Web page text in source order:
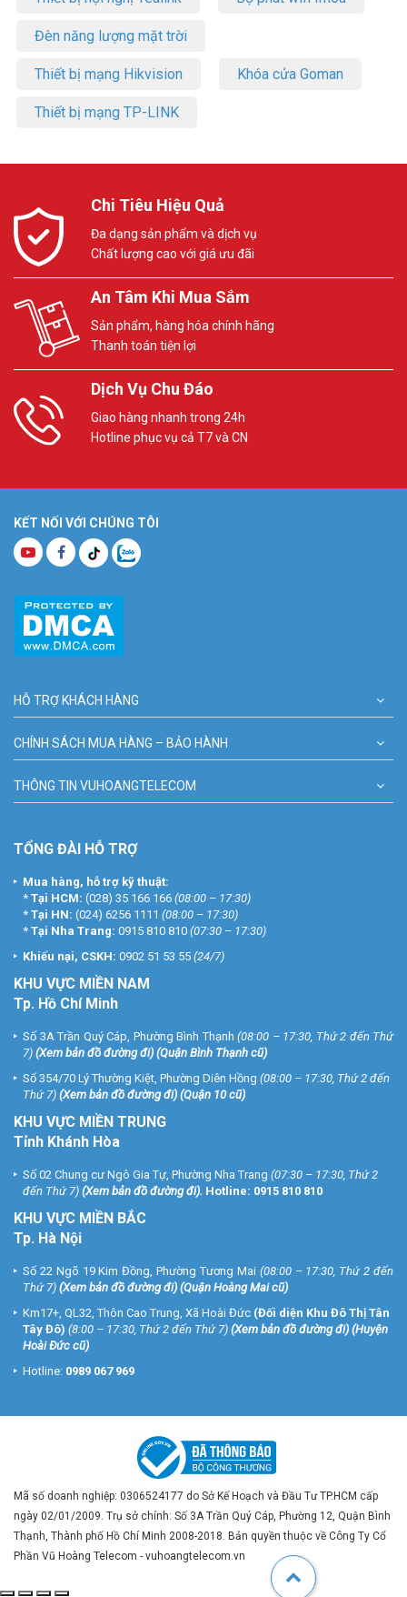
Đèn năng lượng mặt trời
Thiết bị mạng Hikvision Khóa cửa Goman
Thiết bị mạng TP-LINK
Chi Tiêu Hiệu Quả
Đa dạng sản phẩm và dịch vụ
Chất lượng cao với giá ưu đãi
An Tâm Khi Mua Sắm
Sản phẩm, hàng hóa chính hãng
Thanh toán tiện lợi
Dịch Vụ Chu Đáo
Giao hàng nhanh trong 24h
Hotline phục vụ cả T7 và CN
KẾT NỐI VỚI CHÚNG TÔI
HỖ TRỢ KHÁCH HÀNG
CHÍNH SÁCH MUA HÀNG – BẢO HÀNH
THÔNG TIN VUHOANGTELECOM
TỔNG ĐÀI HỖ TRỢ
Mua hàng, hỗ trợ kỹ thuật:
* Tại HCM: (028) 35 166 166 (08:00 – 17:30)
* Tại HN: (024) 6256 1111 (08:00 – 17:30)
* Tại Nha Trang: 0915 810 810 (07:30 – 17:30)
Khiếu nại, CSKH: 0902 51 53 55 (24/7)
KHU VỰC MIỀN NAM
Tp. Hồ Chí Minh
Số 3A Trần Quý Cáp, Phường Bình Thạnh (08:00 – 17:30, Thứ 2 đến Thứ
7) (Xem bản đồ đường đi) (Quận Bình Thạnh cũ)
Số 354/70 Lý Thường Kiệt, Phường Diên Hồng (08:00 – 17:30, Thứ 2 đến
Thứ 7) (Xem bản đồ đường đi) (Quận 10 cũ)
KHU VỰC MIỀN TRUNG
Tỉnh Khánh Hòa
Số 02 Chung cư Ngô Gia Tự, Phường Nha Trang (07:30 – 17:30, Thứ 2
đến Thứ 7) (Xem bản đồ đường đi). Hotline: 0915 810 810
KHU VỰC MIỀN BẮC
Tp. Hà Nội
Số 22 Ngõ 19 Kim Đồng, Phường Tương Mai (08:00 – 17:30, Thứ 2 đến
Thứ 7) (Xem bản đồ đường đi) (Quận Hoàng Mai cũ)
Km17+, QL32, Thôn Cao Trung, Xã Hoài Đức (Đối diện Khu Đô Thị Tân
Tây Đô) (8:00 – 17:30, Thứ 2 đến Thứ 7) (Xem bản đồ đường đi) (Huyện
Hoài Đức cũ)
Hotline: 0989 067 969
Mã số doanh nghiệp: 0306524177 do Sở Kế Hoạch và Đầu Tư TP.HCM cấp
ngày 02/01/2009. Trụ sở chính: Số 3A Trần Quý Cáp, Phường 12, Quận Bình
Thạnh, Thành phố Hồ Chí Minh 2008-2018. Bản quyền thuộc về Công Ty Cổ
Phần Vũ Hoàng Telecom - vuhoangtelecom.vn